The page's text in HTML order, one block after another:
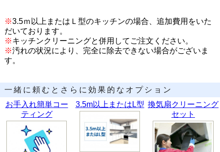
※3.5ｍ以上またはＬ型のキッチンの場合、追加費用をいた
だいております。
※キッチンクリーニングと併用してご注文ください。
※汚れの状況により、完全に除去できない場合がございま
す。
一緒に頼むとさらに効果的なオプション
お手入れ簡単コー
ティング
3.5m以上またはL型 換気扇クリーニング
セット